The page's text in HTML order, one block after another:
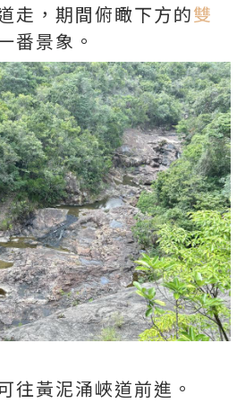
走，期間俯瞰下方的雙
番景象。
往黃泥涌峽道前進。